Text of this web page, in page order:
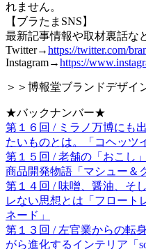
れません。
【ブラたまSNS】
最新記事情報や取材裏話な
Twitter→https://twitter.com/
Instagram→https://
＞＞博報堂ブランドデザイ
★バックナンバー★
第１６回 / ミラノ万博にも
たいものとは。「コヘッツ
第１５回 / 老舗の「おこし
商品開発物語「マシュー＆
第１４回 / 味噌、醤油、そ
レない思想とは「フロート
ネード」
第１３回 / 左官業からの転
がら進化するインテリア「